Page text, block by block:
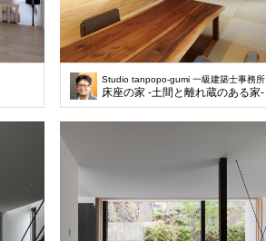
Studio tanpopo-gumi 一級建築士事務所
床座の家 -土間と離れ蔵のある家-